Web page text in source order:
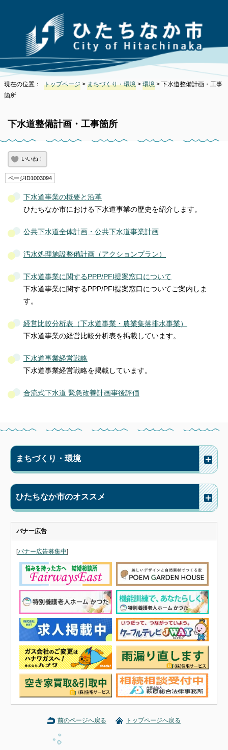
現在の位置： トップページ > まちづくり・環境 > 環境 > 下水道整備計画・工事
箇所
下水道整備計画・工事箇所
いいね！
ページID1003094
下水道事業の概要と沿革
ひたちなか市における下水道事業の歴史を紹介します。
公共下水道全体計画・公共下水道事業計画
汚水処理施設整備計画（アクションプラン）
下水道事業に関するPPP/PFI提案窓口について
下水道事業に関するPPP/PFI提案窓口についてご案内しま
す。
経営比較分析表（下水道事業・農業集落排水事業）
下水道事業の経営比較分析表を掲載しています。
下水道事業経営戦略
下水道事業経営戦略を掲載しています。
合流式下水道 緊急改善計画事後評価
まちづくり・環境
ひたちなか市のオススメ
バナー広告
[バナー広告募集中]
前のページへ戻る トップページへ戻る